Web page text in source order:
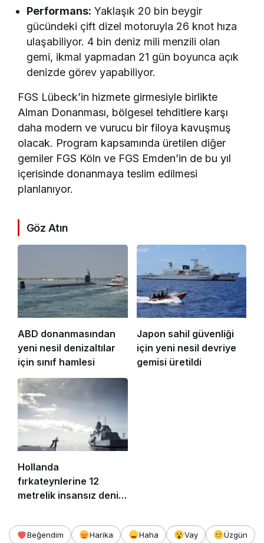
Performans: Yaklaşık 20 bin beygir
gücündeki çift dizel motoruyla 26 knot hıza
ulaşabiliyor. 4 bin deniz mili menzili olan
gemi, ikmal yapmadan 21 gün boyunca açık
denizde görev yapabiliyor.
FGS Lübeck’in hizmete girmesiyle birlikte
Alman Donanması, bölgesel tehditlere karşı
daha modern ve vurucu bir filoya kavuşmuş
olacak. Program kapsamında üretilen diğer
gemiler FGS Köln ve FGS Emden’in de bu yıl
içerisinde donanmaya teslim edilmesi
planlanıyor.
Göz Atın
ABD donanmasından
yeni nesil denizaltılar
için sınıf hamlesi
Japon sahil güvenliği
için yeni nesil devriye
gemisi üretildi
Hollanda
fırkateynlerine 12
metrelik insansız deniz
Beğendim Harika Haha Vay
Üzgün